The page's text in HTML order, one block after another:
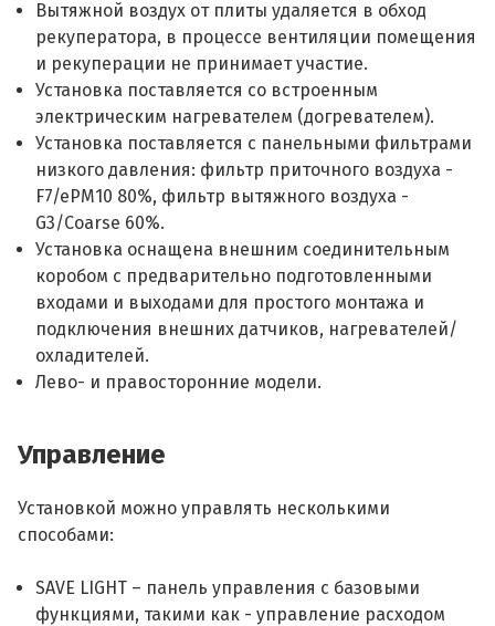
Вытяжной воздух от плиты удаляется в обход
рекуператора, в процессе вентиляции помещения
и рекуперации не принимает участие.
Установка поставляется со встроенным
электрическим нагревателем (догревателем).
Установка поставляется с панельными фильтрами
низкого давления: фильтр приточного воздуха -
F7/ePM10 80%, фильтр вытяжного воздуха -
G3/Coarse 60%.
Установка оснащена внешним соединительным
коробом с предварительно подготовленными
входами и выходами для простого монтажа и
подключения внешних датчиков, нагревателей/
охладителей.
Лево- и правосторонние модели.
Управление
Установкой можно управлять несколькими
способами:
SAVE LIGHT – панель управления с базовыми
функциями, такими как - управление расходом